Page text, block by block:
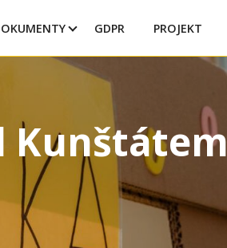
GDPR PROJEKT
Kunštátem